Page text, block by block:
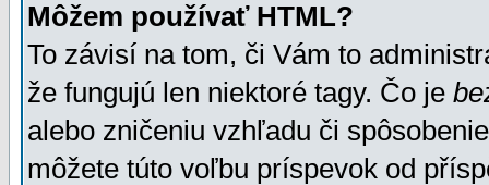
Môžem používať HTML?
To závisí na tom, či Vám to
že fungujú len niektoré tagy. Čo je
alebo zničeniu vzhľadu či
môžete túto voľbu príspevok od